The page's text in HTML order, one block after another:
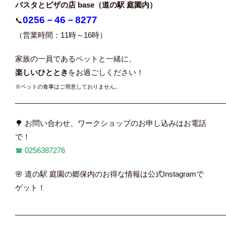
パスタとピザの店 base（道の駅 庭園内）
📞0256－46－8277
（営業時間：11時～16時）
家族の一員であるペットと一緒に、
楽しいひととき をお過ごしください！
※ペットの食事はご用意しておりません。
🌳 お問い合わせ、ワークショップのお申し込みはお電話
で！
☎︎ 0256387276
🌸 道の駅 庭園の郷保内のお得な情報は公式Instagramで
ゲット！